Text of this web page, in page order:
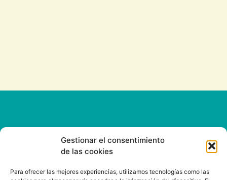
Gestionar el consentimiento
de las cookies
Para ofrecer las mejores experiencias, utilizamos tecnologías como las
CONTACT